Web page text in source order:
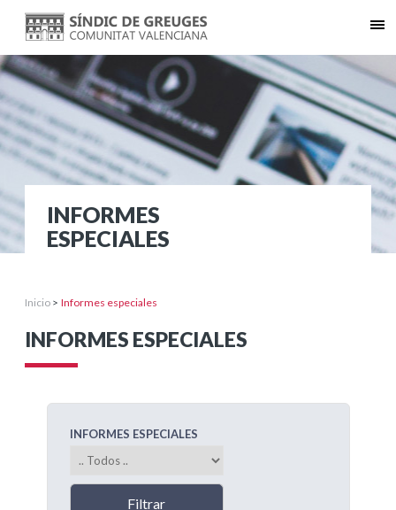
INFORMES
ESPECIALES
Inicio > Informes especiales
INFORMES ESPECIALES
INFORMES ESPECIALES